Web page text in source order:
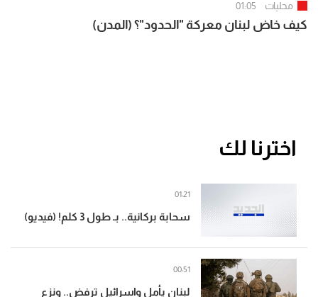
محليات 01:05
كيف خاض لبنان معركة "الحدود"؟ (المدن)
اخترنا لك
سحابة بركانية.. بـ طول 3 كلم! (فيديو)
01:21
لبنان يأمل واسرائيل ترفض.. ونزع
00:51